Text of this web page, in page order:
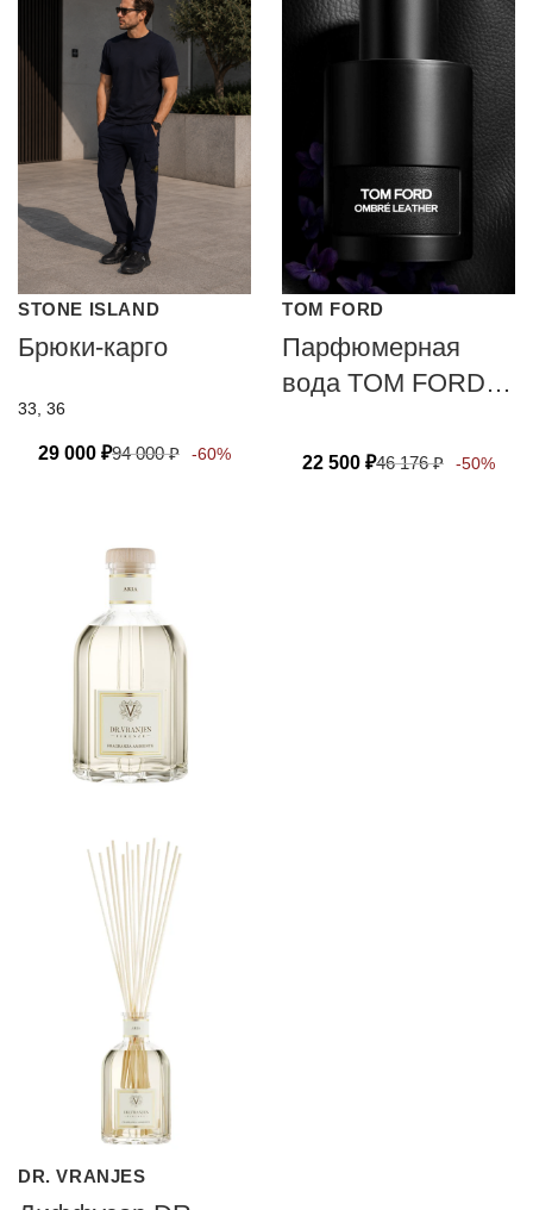
STONE ISLAND
Брюки-карго
33, 36
29 000 ₽94 000₽ -60%
TOM FORD
Парфюмерная
вода TOM FORD
22 500 ₽46 176₽ -50%
DR. VRANJES